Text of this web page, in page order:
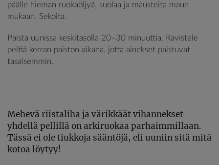
päälle hieman ruokaöljyä, suolaa ja mausteita maun
mukaan. Sekoita.
Paista uunissa keskitasolla 20–30 minuuttia. Ravistele
peltiä kerran paiston aikana, jotta ainekset paistuvat
tasaisemmin.
Mehevä riistaliha ja värikkäät vihannekset
yhdellä pellillä on arkiruokaa parhaimmillaan.
Tässä ei ole tiukkoja sääntöjä, eli uuniin sitä mitä
kotoa löytyy!